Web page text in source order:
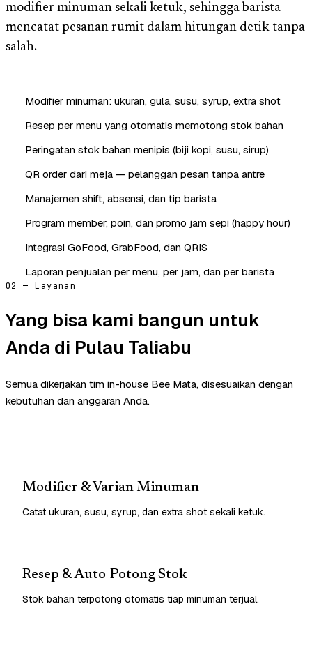
modifier minuman sekali ketuk, sehingga barista
mencatat pesanan rumit dalam hitungan detik tanpa
salah.
Modifier minuman: ukuran, gula, susu, syrup, extra shot
Resep per menu yang otomatis memotong stok bahan
Peringatan stok bahan menipis (biji kopi, susu, sirup)
QR order dari meja — pelanggan pesan tanpa antre
Manajemen shift, absensi, dan tip barista
Program member, poin, dan promo jam sepi (happy hour)
Integrasi GoFood, GrabFood, dan QRIS
Laporan penjualan per menu, per jam, dan per barista
02 — Layanan
Yang bisa kami bangun untuk
Anda di Pulau Taliabu
Semua dikerjakan tim in-house Bee Mata, disesuaikan dengan
kebutuhan dan anggaran Anda.
Modifier & Varian Minuman
Catat ukuran, susu, syrup, dan extra shot sekali ketuk.
Resep & Auto-Potong Stok
Stok bahan terpotong otomatis tiap minuman terjual.